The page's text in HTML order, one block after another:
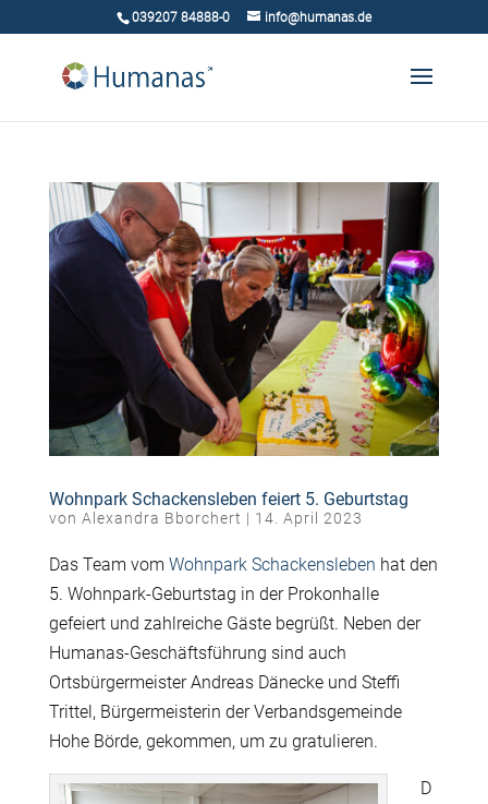
039207 84888-0 info@humanas.de
Wohnpark Schackensleben feiert 5. Geburtstag
von Alexandra Bborchert | 14. April 2023
Das Team vom Wohnpark Schackensleben hat den
5. Wohnpark-Geburtstag in der Prokonhalle
gefeiert und zahlreiche Gäste begrüßt. Neben der
Humanas-Geschäftsführung sind auch
Ortsbürgermeister Andreas Dänecke und Steffi
Trittel, Bürgermeisterin der Verbandsgemeinde
Hohe Börde, gekommen, um zu gratulieren.
D